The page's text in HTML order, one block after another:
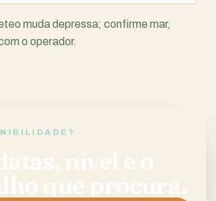
muda depressa; confirme mar,
o operador.
nivel e o
que procura.